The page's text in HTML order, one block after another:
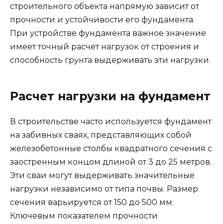
строительного объекта напрямую зависит от
прочности и устойчивости его фундамента.
При устройстве фундамента важное значение
имеет точный расчет нагрузок от строения и
способность грунта выдерживать эти нагрузки.
Расчет нагрузки на фундамент
В строительстве часто используется фундамент
на забивных сваях, представляющих собой
железобетонные столбы квадратного сечения с
заостренным концом длиной от 3 до 25 метров.
Эти сваи могут выдерживать значительные
нагрузки независимо от типа почвы. Размер
сечения варьируется от 150 до 500 мм.
Ключевым показателем прочности